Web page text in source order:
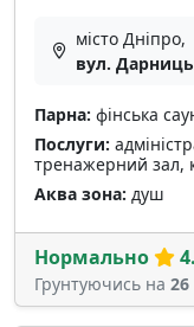
місто Дніпро,
вул.
Парна: фінська
Послуги:
тренажерний зал,
Аква зона: душ
Нормально
Грунтуючись на 26